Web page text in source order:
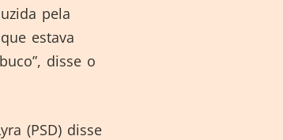
pela
estava
disse o
(PSD) disse